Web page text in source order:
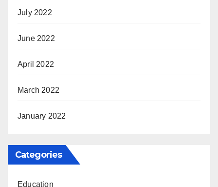
July 2022
June 2022
April 2022
March 2022
January 2022
Categories
Education